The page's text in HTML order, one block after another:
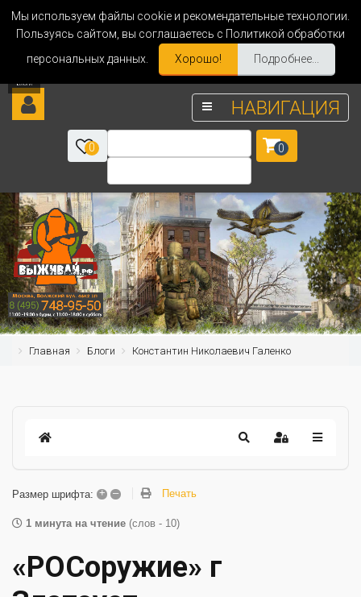
Мы используем файлы cookie и рекомендательные технологии.
Пользуясь сайтом, вы соглашаетесь с Политикой обработки
персональных данных.
Хорошо! Подробнее...
НАВИГАЦИЯ
0 0
Главная Блоги Константин Николаевич Галенко
Размер шрифта: + – Печать
1 минута на чтение (слов - 10)
«РОСоружие» г